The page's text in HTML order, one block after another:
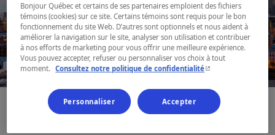
Bonjour Québec et certains de ses partenaires emploient des fichiers
témoins (cookies) sur ce site. Certains témoins sont requis pour le bon
fonctionnement du site Web. D’autres sont optionnels et nous aident à
améliorer la navigation sur le site, analyser son utilisation et contribuer
à nos efforts de marketing pour vous offrir une meilleure expérience.
Vous pouvez accepter, refuser ou personnaliser vos choix à tout
moment.
Consultez notre politique de confidentialité- Cet hyperlien
Personnaliser Accepter